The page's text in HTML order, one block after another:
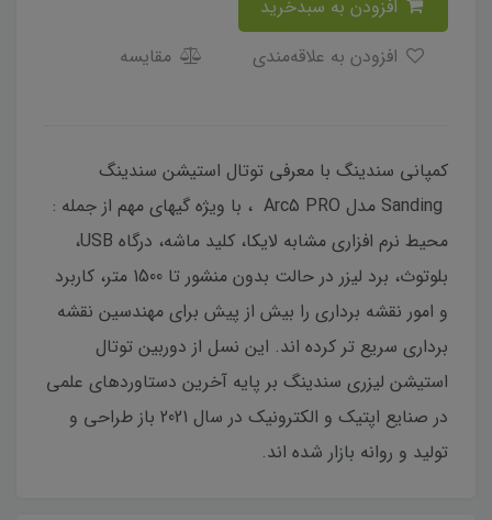
مقایسه
کمپانی سندینگ با معرفی توتال استیشن سندینگ
Sanding مدل Arc5 PRO ، با ویژه گیهای مهم از جمله :
محیط نرم افزاری مشابه لایکا، کلید ماشه، درگاه USB،
بلوتوث، برد لیزر در حالت بدون منشور تا 1500 متر، کاربرد
و امور نقشه برداری را بیش از پیش برای مهندسین نقشه
برداری سریع تر کرده اند. این نسل از دوربین توتال
استیشن لیزری سندینگ بر پایه آخرین دستاوردهای علمی
در صنایع اپتیک و الکترونیک در سال 2021 باز طراحی و
تولید و روانه بازار شده اند.